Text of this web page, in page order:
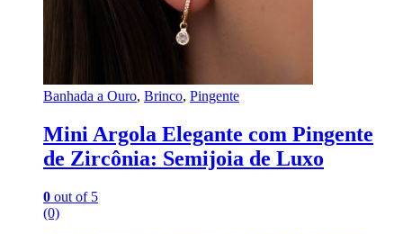
Banhada a Ouro, Brinco, Pingente
Mini Argola Elegante com Pingente
de Zircônia: Semijoia de Luxo
0 out of 5
(0)